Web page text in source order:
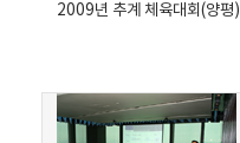
2009년 추계 체육대회(양평)